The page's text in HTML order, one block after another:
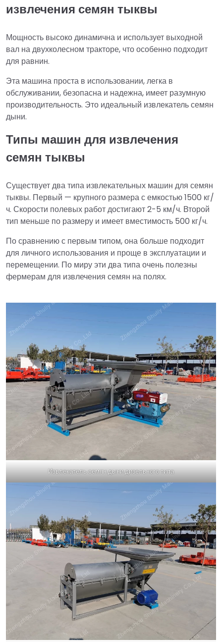
извлечения семян тыквы
Мощность высоко динамична и использует выходной
вал на двухколесном тракторе, что особенно подходит
для равнин.
Эта машина проста в использовании, легка в
обслуживании, безопасна и надежна, имеет разумную
производительность. Это идеальный извлекатель семян
дыни.
Типы машин для извлечения
семян тыквы
Существует два типа извлекательных машин для семян
тыквы. Первый — крупного размера с емкостью 1500 кг/
ч. Скорости полевых работ достигают 2-5 км/ч. Второй
тип меньше по размеру и имеет вместимость 500 кг/ч.
По сравнению с первым типом, она больше подходит
для личного использования и проще в эксплуатации и
перемещении. По миру эти два типа очень полезны
фермерам для извлечения семян на полях.
Извлекатель семян дыни дизельного типа